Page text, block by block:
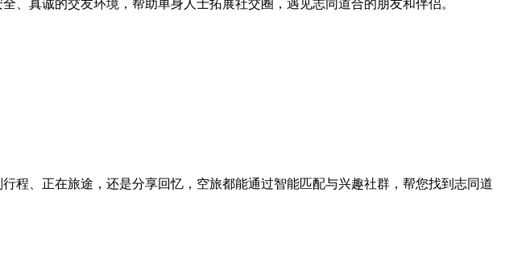
真诚的交友环境，帮助单身人士拓展社交圈，遇见志同道合的朋友和伴侣。
程、正在旅途，还是分享回忆，空旅都能通过智能匹配与兴趣社群，帮您找到志同道